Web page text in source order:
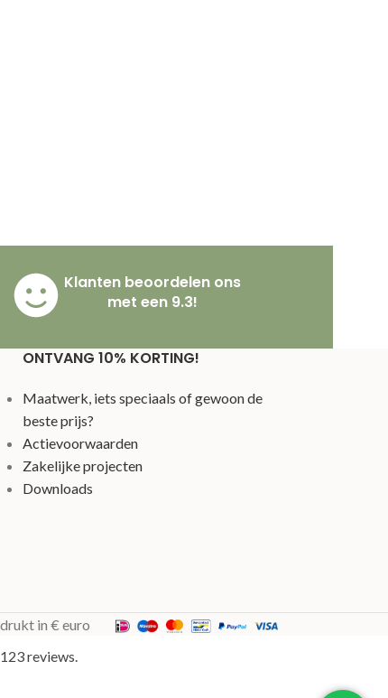
Klanten beoordelen ons
met een 9.3!
ONTVANG 10% KORTING!
Maatwerk, iets speciaals of gewoon de
beste prijs?
Actievoorwaarden
Zakelijke projecten
Downloads
in € euro
reviews.